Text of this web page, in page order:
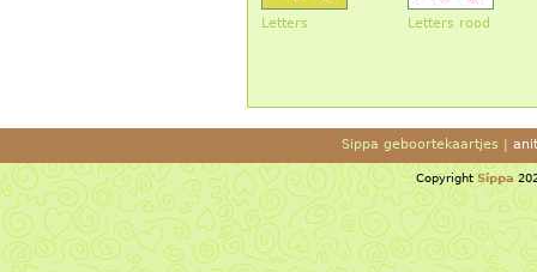
Letters Letters rood
Sippa geboortekaartjes |
CopyrightSippa